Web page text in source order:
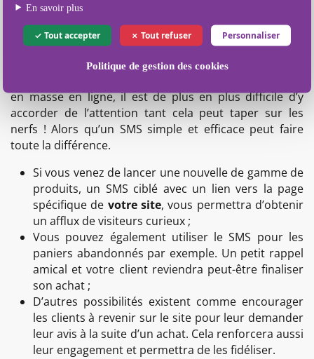
En savoir plus
Tout accepter Tout refuser Personnaliser
Politique de gestion des cookies
Et pour les e-commerçants ?
en masse en ligne, il est de plus en plus difficile d’y
accorder de l’attention tant cela peut taper sur les
nerfs ! Alors qu’un SMS simple et efficace peut faire
toute la différence.
Si vous venez de lancer une nouvelle de gamme de
produits, un SMS ciblé avec un lien vers la page
spécifique de votre site, vous permettra d’obtenir
un afflux de visiteurs curieux ;
Vous pouvez également utiliser le SMS pour les
paniers abandonnés par exemple. Un petit rappel
amical et votre client reviendra peut-être finaliser
son achat ;
D’autres possibilités existent comme encourager
les clients à revenir sur le site pour leur demander
leur avis à la suite d’un achat. Cela renforcera aussi
leur engagement et permettra de les fidéliser.